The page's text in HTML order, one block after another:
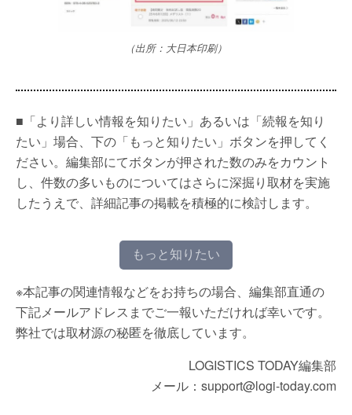
（出所：大日本印刷）
■「より詳しい情報を知りたい」あるいは「続報を知り
たい」場合、下の「もっと知りたい」ボタンを押してく
ださい。編集部にてボタンが押された数のみをカウント
し、件数の多いものについてはさらに深掘り取材を実施
したうえで、詳細記事の掲載を積極的に検討します。
もっと知りたい
※本記事の関連情報などをお持ちの場合、編集部直通の
下記メールアドレスまでご一報いただければ幸いです。
弊社では取材源の秘匿を徹底しています。
LOGISTICS TODAY編集部
メール：support@logi-today.com